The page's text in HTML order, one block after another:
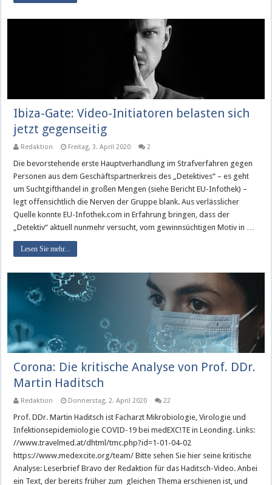
Ibiza-Gate: Video-Initiatoren belasten sich
jetzt gegenseitig
Redaktion Freitag, 3. April 2020 2
Die bevorstehende erste Hauptverhandlung im Strafverfahren gegen
Personen aus dem Geschäftspartnerkreis des „Detektives“ – es geht
um Suchtgifthandel in großen Mengen (siehe Bericht EU-Infothek) –
legt offensichtlich die Nerven der Gruppe blank. Aus verlässlicher
Quelle konnte EU-Infothek.com in Erfahrung bringen, dass der
„Detektiv“ aktuell nunmehr versucht, vom gewinnsüchtigen Motiv in …
Lesen Sie mehr...
Corona: Die kritische Analyse von Prof. DDr.
Martin Haditsch
Redaktion Donnerstag, 2. April 2020 22
Prof. DDr. Martin Haditsch ist Facharzt Mikrobiologie, Virologie und
Infektionsepidemiologie COVID-19 bei medEXC!TE in Leonding. Links:
//www.travelmed.at/dhtml/tmc.php?id=1-01-04-02
https://www.medexcite.org/team/ Bitte sehen Sie hier seine kritische
Analyse: Leserbrief Bravo der Redaktion für das Haditsch-Video. Anbei
ein Text, der bereits früher zum gleichen Thema erschienen ist, und